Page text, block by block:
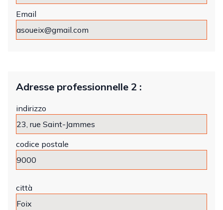
Email
Adresse professionnelle 2 :
indirizzo
codice postale
città